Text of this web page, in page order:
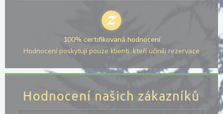
Hodnocení našich zákazníků
100% certifikovaná hodnocení
Hodnocení poskytují pouze klienti, kteří učinili rezervace